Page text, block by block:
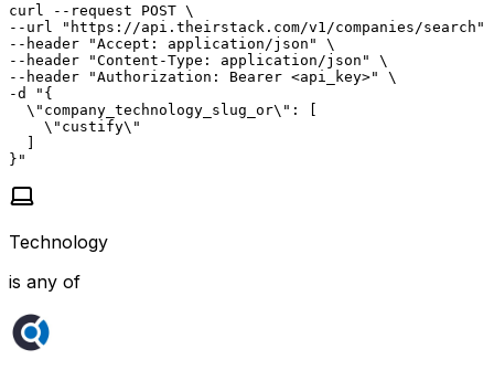
curl --request POST \
--url "https://api.theirstack.com/v1/companies/search"
--header "Accept: application/json" \
--header "Content-Type: application/json" \
--header "Authorization: Bearer <api_key>" \
-d "{
  \"company_technology_slug_or\": [
    \"custify\"
  ]
}"
Technology
is any of